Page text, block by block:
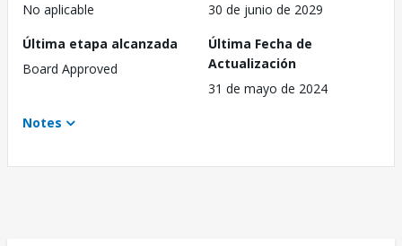
No aplicable
30 de junio de 2029
Última etapa alcanzada
Board Approved
Última Fecha de
Actualización
31 de mayo de 2024
Notes